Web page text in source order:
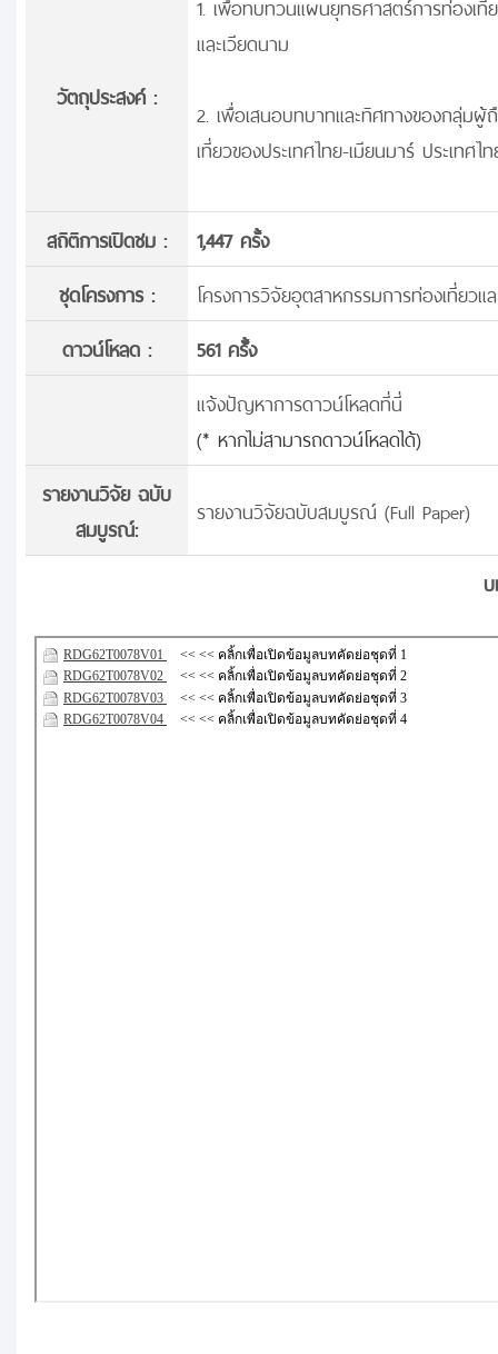
วัตถุประสงค์ :
และเวียดนาม
2. เพื่อเสนอบทบาทและทิศทางของกลุ่มผู้
เที่ยวของประเทศไทย-เมียนมาร์ ประเทศไ
สถิติการเปิดชม :
1,447 ครั้ง
ชุดโครงการ :
โครงการวิจัยอุตสาหกรรมการท่องเที่ยวแ
ดาวน์โหลด :
561 ครั้้ง
แจ้งปัญหาการดาวน์โหลดที่นี่
(* หากไม่สามารถดาวน์โหลดได้)
รายงานวิจัย ฉบับ
สมบูรณ์:
รายงานวิจัยฉบับสมบูรณ์ (Full Paper)